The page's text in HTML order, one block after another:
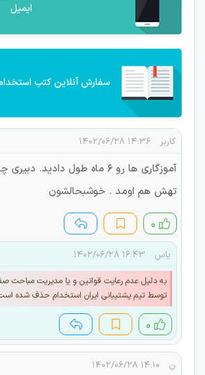
ایمیل
سفارش آنلاین کتب
کاربر ۱۴:۳۶ ۱۴۰۲/۰۶/۲۸
آموزگاری ها رو ۶ ماه طول دادید.
تهش هم اومد . خوشبحالشون
۰
یاس ۱۶:۴۳ ۱۴۰۲/۰۶/۲۸
به دلیل عدم رعایت قوانین و یا مدیریت مباحث
توسط تیم پشتیبانی ایران استخدام حذف شده
۰
ن ۱۴:۱۰ ۱۴۰۲/۰۶/۲۸